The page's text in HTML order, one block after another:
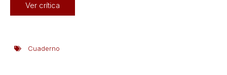
Ver crítica
Cuaderno